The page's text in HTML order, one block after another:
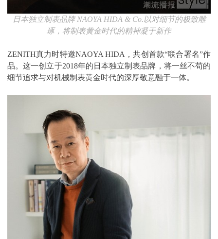
日本独立制表品牌NAOYA HIDA & Co.以对细节的极致雕
琢，将制表黄金时代的精神凝于新作
ZENITH真力时特邀NAOYA HIDA，共创首款“联合署名”作
品。这一创立于2018年的日本独立制表品牌，将一丝不苟的
细节追求与对机械制表黄金时代的深厚敬意融于一体。